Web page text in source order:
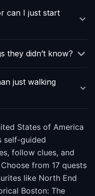
can I just start
they didn’t know?
just walking
States of America
self-guided
follow clues, and
from 17 quests
like North End
Boston: The